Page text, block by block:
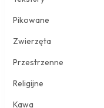
Pikowane
Zwierzęta
Przestrzenne
Religijne
Kawa